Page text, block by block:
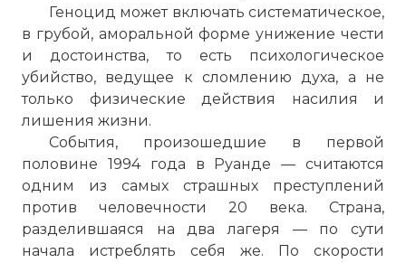
Геноцид может включать систематическое,
в грубой, аморальной форме унижение чести
и достоинства, то есть психологическое
убийство, ведущее к сломлению духа, а не
только физические действия насилия и
лишения жизни.
События, произошедшие в первой
половине 1994 года в Руанде — считаются
одним из самых страшных преступлений
против человечности 20 века. Страна,
разделившаяся на два лагеря — по сути
начала истреблять себя же. По скорости